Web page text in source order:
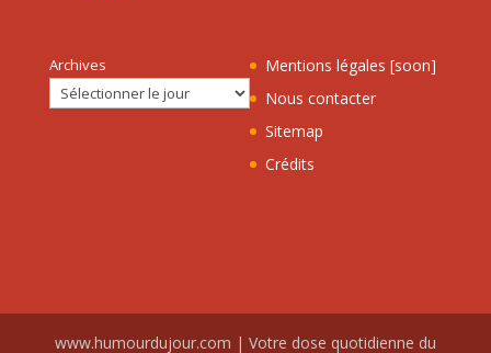
Archives
Mentions légales [soon]
Nous contacter
Sitemap
Crédits
www.humourdujour.com | Votre dose quotidienne du